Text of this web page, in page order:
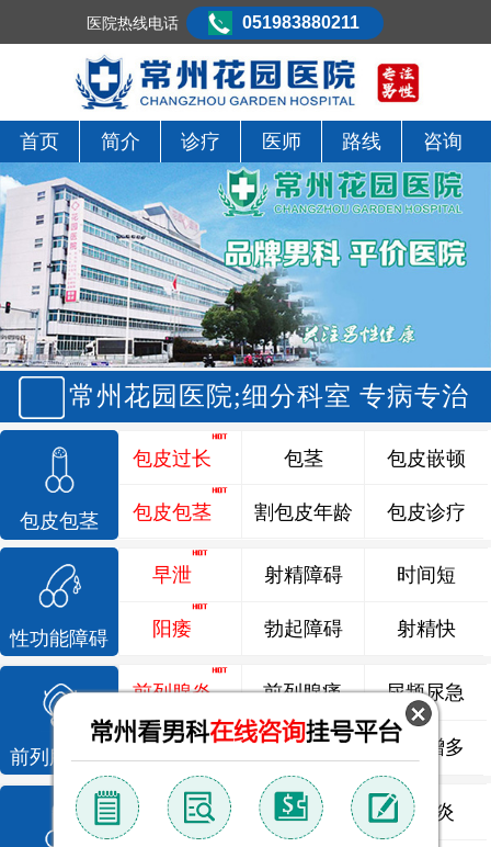
首页 简介 诊疗 医师 路线 咨询
常州花园医院;细分科室 专病专治
包皮包茎
包皮过长
包皮包茎
包茎
割包皮年龄
包皮嵌顿
包皮诊疗
性功能障碍
早泄
阳痿
射精障碍
勃起障碍
时间短
射精快
前列腺疾病
前列腺炎 前列腺痛 尿频尿急
前列腺增生 排尿不畅 夜尿增多
龟头炎 睾丸炎 尿道炎
医院热线电话 051983880211